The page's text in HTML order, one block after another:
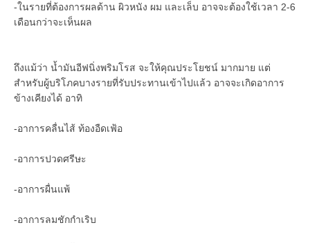
-ในรายที่ต้องการผลด้าน ผิวหนัง ผม และเล็บ อาจจะต้องใช้เวลา 2-6
เดือนกว่าจะเห็นผล
ถึงแม้ว่า น้ำมันอีฟนิ่งพริมโรส จะให้คุณประโยชน์ มากมาย แต่
สำหรับผู้บริโภคบางรายที่รับประทานเข้าไปแล้ว อาจจะเกิดอาการ
ข้างเคียงได้ อาทิ
-อาการคลื่นไส้ ท้องอืดเฟ้อ
-อาการปวดศรีษะ
-อาการผื่นแพ้
-อาการลมชักกำเริบ